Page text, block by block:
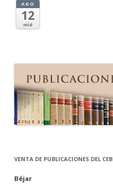
AGO
12
mié
VENTA DE PUBLICACIONES DEL CEB
Béjar